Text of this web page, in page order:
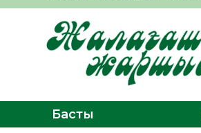
Басты